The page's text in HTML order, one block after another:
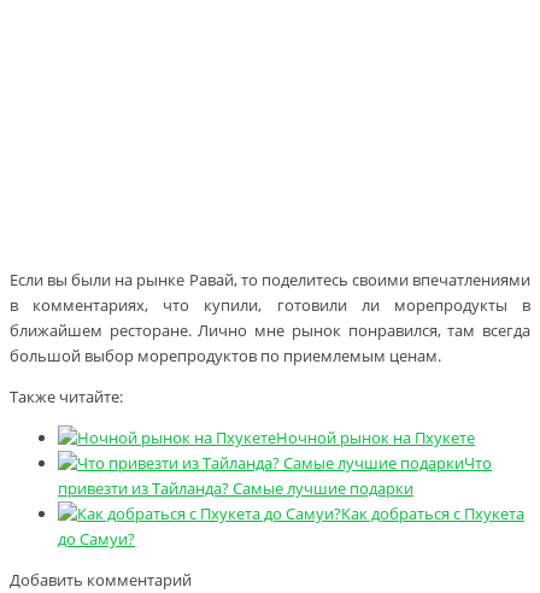
Если вы были на рынке Равай, то поделитесь своими впечатлениями
в комментариях, что купили, готовили ли морепродукты в
ближайшем ресторане. Лично мне рынок понравился, там всегда
большой выбор морепродуктов по приемлемым ценам.
Также читайте:
Ночной рынок на Пхукете
Что
привезти из Тайланда? Самые лучшие подарки
Как добраться с Пхукета
до Самуи?
Добавить комментарий